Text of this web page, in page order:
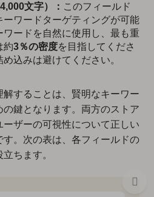
文字）： このフィールド
ーワードターゲティングが可能
ワードを自然に使用し、最も重
約3％の密度を目指してくださ
込みは避けてください。
することは、賢明なキーワー
の鍵となります。両方のストア
ザーの可視性について正しい
。次の表は、各フィールドの
ちます。